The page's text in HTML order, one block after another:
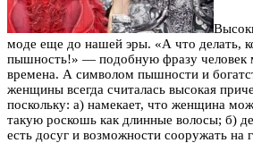
моде еще до нашей эры. «А что делать,
пышность!» — подобную фразу человек
времена. А символом пышности и
женщины всегда считалась высокая
поскольку: а) намекает, что женщина
такую роскошь как длинные волосы; б)
есть досуг и возможности сооружать на